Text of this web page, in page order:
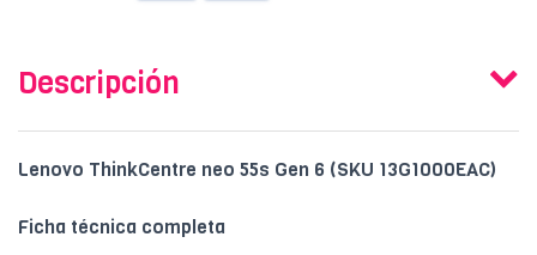
Descripción
Lenovo ThinkCentre neo 55s Gen 6 (SKU 13G1000EAC)
Ficha técnica completa